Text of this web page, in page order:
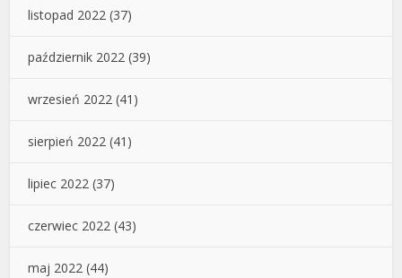
listopad 2022 (37)
październik 2022 (39)
wrzesień 2022 (41)
sierpień 2022 (41)
lipiec 2022 (37)
czerwiec 2022 (43)
maj 2022 (44)